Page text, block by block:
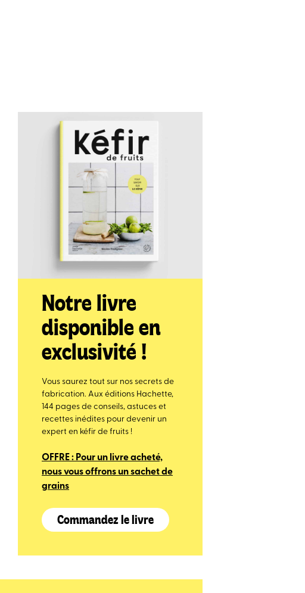
Notre livre
disponible en
exclusivité !
Vous saurez tout sur nos secrets de
fabrication. Aux éditions Hachette,
144 pages de conseils, astuces et
recettes inédites pour devenir un
expert en kéfir de fruits !
OFFRE : Pour un livre acheté,
nous vous offrons un sachet de
grains
Commandez le livre